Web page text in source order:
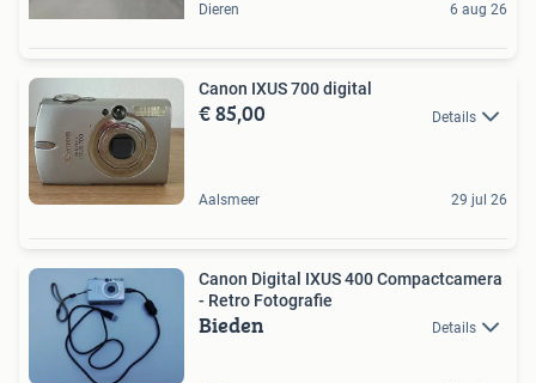
Dieren 6 aug 26
Canon IXUS 700 digital
€ 85,00 Details
Aalsmeer 29 jul 26
Canon Digital IXUS 400 Compactcamera
- Retro Fotografie
Bieden Details